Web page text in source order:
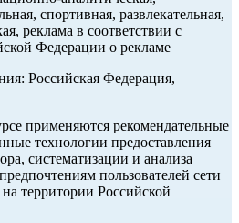
спортивная, развлекательная,
реклама в соответствии с
Федерации о рекламе
Российская Федерация,
применяются рекомендательные
технологии предоставления
систематизации и анализа
пользователей сети
территории Российской